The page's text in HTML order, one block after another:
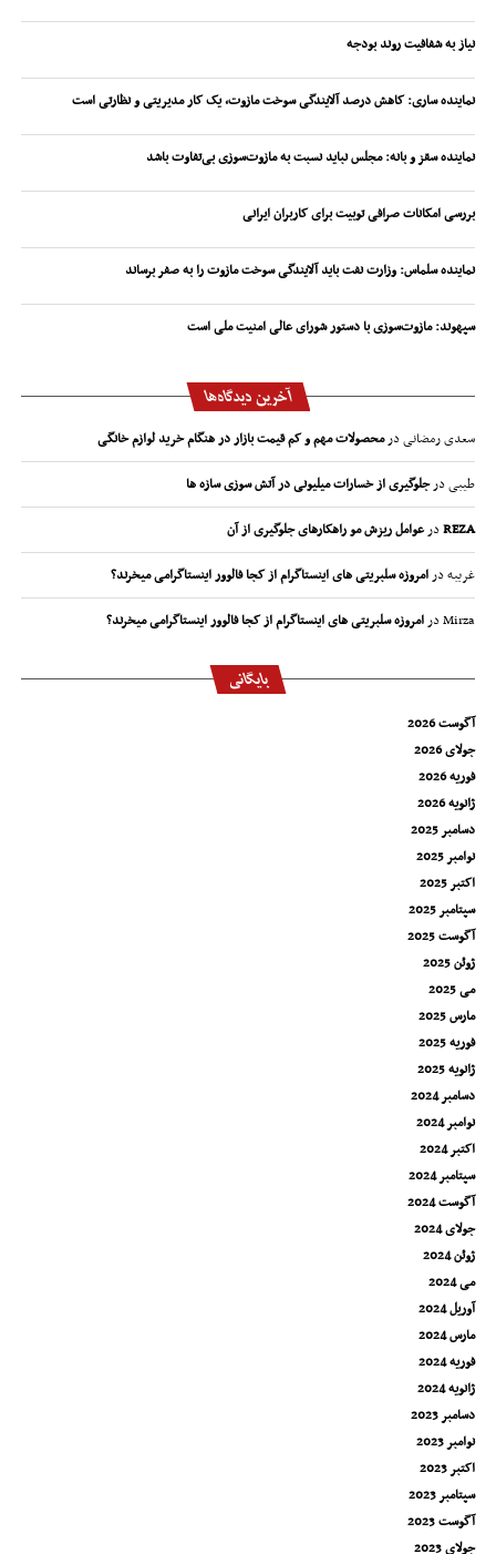
نیاز به شفافیت روند بودجه
نماینده ساری: کاهش درصد آلایندگی سوخت مازوت، یک کار مدیریتی و نظارتی است
نماینده سقز و بانه: مجلس نباید نسبت به مازوت‌سوزی بی‌تفاوت باشد
بررسی امکانات صرافی توبیت برای کاربران ایرانی
نماینده سلماس: وزارت نفت باید آلایندگی سوخت مازوت را به صفر برساند
سپهوند:‌ مازوت‌سوزی با دستور شورای عالی امنیت ملی است
آخرین دیدگاه‌ها
سعدی رمضانیدرمحصولات مهم و کم قیمت بازار در هنگام خرید لوازم خانگی
طیبیدرجلوگیری از خسارات میلیونی در آتش سوزی سازه ها
REZAدرعوامل ریزش مو راهکارهای جلوگیری از آن
غریبهدرامروزه سلبریتی های اینستاگرام از کجا فالوور اینستاگرامی میخرند؟
Mirzaدرامروزه سلبریتی های اینستاگرام از کجا فالوور اینستاگرامی میخرند؟
بایگانی
آگوست 2026
جولای 2026
فوریه 2026
ژانویه 2026
دسامبر 2025
نوامبر 2025
اکتبر 2025
سپتامبر 2025
آگوست 2025
ژوئن 2025
می 2025
مارس 2025
فوریه 2025
ژانویه 2025
دسامبر 2024
نوامبر 2024
اکتبر 2024
سپتامبر 2024
آگوست 2024
جولای 2024
ژوئن 2024
می 2024
آوریل 2024
مارس 2024
فوریه 2024
ژانویه 2024
دسامبر 2023
نوامبر 2023
اکتبر 2023
سپتامبر 2023
آگوست 2023
جولای 2023